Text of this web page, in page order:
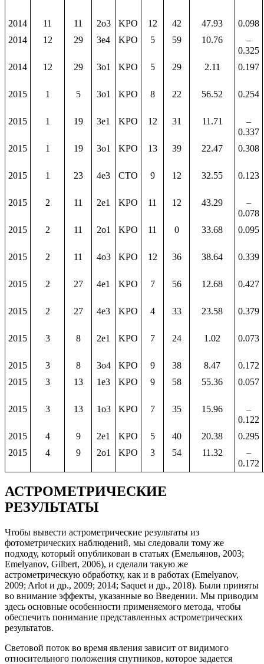
2014 11 11 2o3 KPO 12 42 47.93
0.098
2014
12 29 3e4 KPO 5 59 10.76
–
0.325
2014
12 29 3o1 KPO 5 29 2.11 0.197
2015 1 5 3o1 KPO 8 22 56.52 0.254
2015 1 19 3e1 KPO 12 31 11.71
–
0.337
2015
1 19 3o1 KPO 13 39 22.47 0.308
2015 1 23 4e3 CTO 9 12 32.55 0.123
2015 2 11 2e1 KPO 11 12 43.29
–
0.078
2015
2 11 2o1 KPO 11 0 33.68 0.095
2015 2 11 4o3 KPO 12 36 38.64 0.339
2015 2 27 4e1 KPO 7 56 12.68 0.427
2015 2 27 4e3 KPO 4 33 23.58 0.379
2015 3 8 2e1 KPO 7 24 1.02 0.073
2015 3 8 3o4 KPO 9 38 8.47
0.172
2015
3 13 1e3 KPO 9 58 55.36 0.057
2015 3 13 1o3 KPO 7 35 15.96
–
0.122
2015
4 9 2e1 KPO 5 40 20.38
0.295
2015
4 9 2o1 KPO 3 54 11.32
–
0.172
АСТРОМЕТРИЧЕСКИЕ
РЕЗУЛЬТАТЫ
Чтобы вывести астрометрические результаты из
фотометрических наблюдений, мы следовали тому же
подходу, который опубликован в статьях (Емельянов, 2003;
Emelyanov, Gilbert, 2006), и сделали такую же
астрометрическую обработку, как и в работах (Emelyanov,
2009; Arlot и др., 2009; 2014; Saquet и др., 2018). Были приняты
во внимание эффекты, указанные во Введении. Мы приводим
здесь основные особенности применяемого метода, чтобы
обеспечить понимание представленных астрометрических
результатов.
Световой поток во время явления зависит от видимого
относительного положения спутников, которое задается